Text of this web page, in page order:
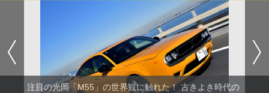
注目の光岡「M55」の世界観に触れた！ 古きよき時代の